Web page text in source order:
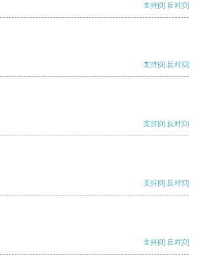
支持[0] 反对[0]
支持[0] 反对[0]
支持[0] 反对[0]
支持[0] 反对[0]
支持[0] 反对[0]